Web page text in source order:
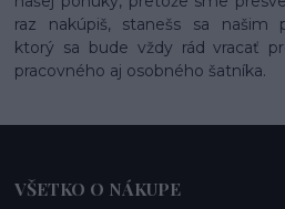
raz nakúpiš, stanešs sa našim
ktorý sa bude vždy rád vracať
pracovného aj osobného šatníka.
VŠETKO O NÁKUPE